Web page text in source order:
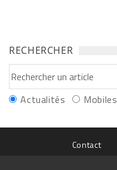
RECHERCHER
Actualités Mobiles
Contact